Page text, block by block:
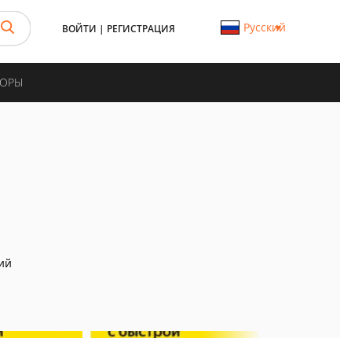
ВОЙТИ | РЕГИСТРАЦИЯ Русский